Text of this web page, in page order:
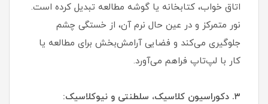
اتاق خواب، کتابخانه یا گوشه مطالعه تبدیل کرده است.
نور متمرکز و در عین حال نرم آن، از خستگی چشم
جلوگیری می‌کند و فضایی آرامش‌بخش برای مطالعه یا
کار با لپ‌تاپ فراهم می‌آورد.
۳. دکوراسیون کلاسیک، سلطنتی و نیوکلاسیک: